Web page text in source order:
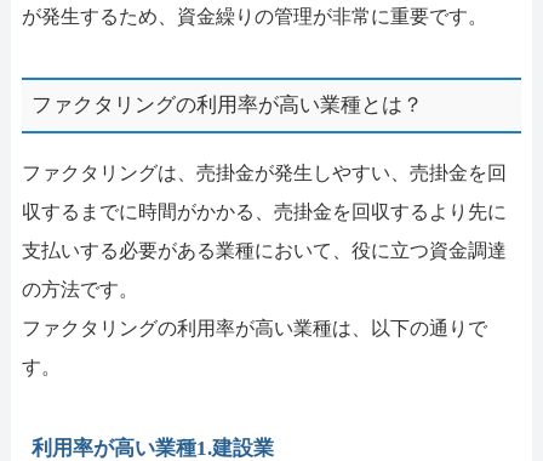
が発生するため、資金繰りの管理が非常に重要です。
ファクタリングの利用率が高い業種とは？
ファクタリングは、売掛金が発生しやすい、売掛金を回
収するまでに時間がかかる、売掛金を回収するより先に
支払いする必要がある業種において、役に立つ資金調達
の方法です。
ファクタリングの利用率が高い業種は、以下の通りで
す。
利用率が高い業種1.建設業